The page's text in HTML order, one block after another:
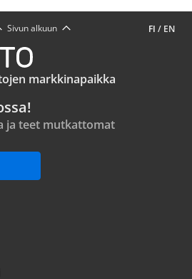
FI / EN
Sivun alkuun
markkinapaikka
ja teet mutkattomat